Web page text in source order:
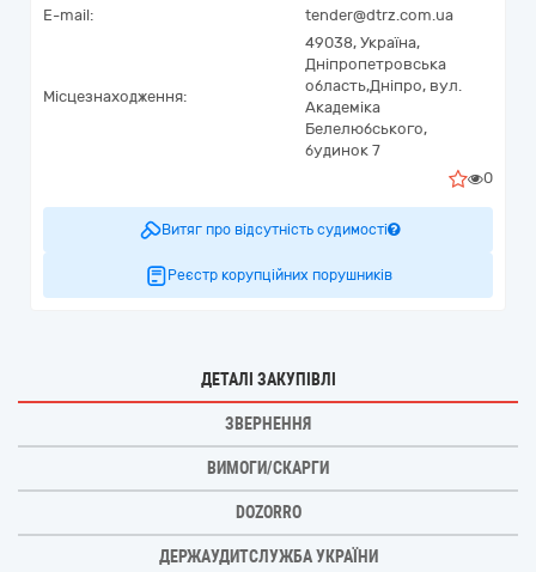
E-mail:
tender@dtrz.com.ua
Місцезнаходження:
49038, Україна,
Дніпропетровська
область,Дніпро, вул.
Академіка
Белелюбського,
будинок 7
0
Витяг про відсутність судимості
Реєстр корупційних порушників
ДЕТАЛІ ЗАКУПІВЛІ
ЗВЕРНЕННЯ
ВИМОГИ/СКАРГИ
DOZORRO
ДЕРЖАУДИТСЛУЖБА УКРАЇНИ